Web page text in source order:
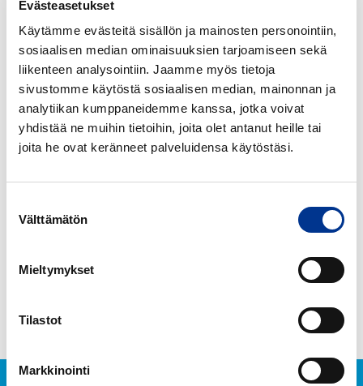
Evästeasetukset
Käytämme evästeitä sisällön ja mainosten personointiin,
sosiaalisen median ominaisuuksien tarjoamiseen sekä
liikenteen analysointiin. Jaamme myös tietoja
sivustomme käytöstä sosiaalisen median, mainonnan ja
analytiikan kumppaneidemme kanssa, jotka voivat
yhdistää ne muihin tietoihin, joita olet antanut heille tai
joita he ovat keränneet palveluidensa käytöstäsi.
valinta
Välttämätön
Mieltymykset
Tilastot
Markkinointi
KAPU
HETI KAPU
SAPU
JOUTSEN
HETI SAPU JOUTSEN
SAPU
HAJUSTAMATON
HETI SAPU JOUTSEN
Sapu
HETI SAPU SPRAY 750 ML